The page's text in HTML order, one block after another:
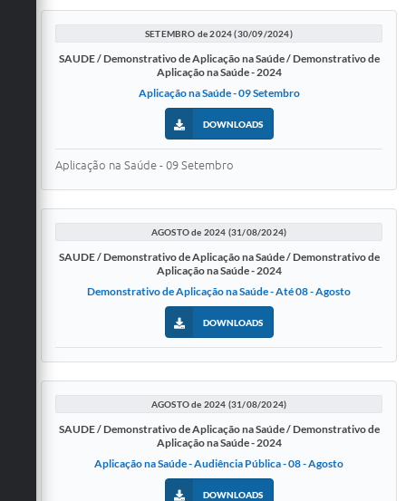
SETEMBRO de 2024 (30/09/2024)
SAUDE / Demonstrativo de Aplicação na Saúde / Demonstrativo de
Aplicação na Saúde - 2024
Aplicação na Saúde - 09 Setembro
DOWNLOADS
Aplicação na Saúde - 09 Setembro
AGOSTO de 2024 (31/08/2024)
SAUDE / Demonstrativo de Aplicação na Saúde / Demonstrativo de
Aplicação na Saúde - 2024
Demonstrativo de Aplicação na Saúde - Até 08 - Agosto
DOWNLOADS
AGOSTO de 2024 (31/08/2024)
SAUDE / Demonstrativo de Aplicação na Saúde / Demonstrativo de
Aplicação na Saúde - 2024
Aplicação na Saúde - Audiência Pública - 08 - Agosto
DOWNLOADS